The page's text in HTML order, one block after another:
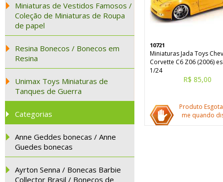
Miniaturas de Vestidos Famosos /
Coleção de Miniaturas de Roupa
de papel
Resina Bonecos / Bonecos em
Resina
Unimax Toys Miniaturas de
Tanques de Guerra
Categorias
Anne Geddes bonecas / Anne
Guedes bonecas
Ayrton Senna / Bonecas Barbie
Collector Brasil / Bonecos de
10721
Miniaturas Jada Toys
Corvette C6 Z06 (2006)
1/24
R$ 85,00
Produto
me quando